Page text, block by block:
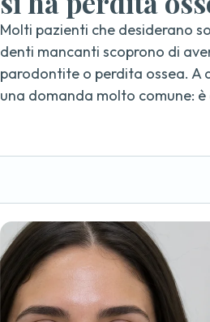
Molti pazienti che desiderano
denti mancanti scoprono di
parodontite o perdita ossea. A
una domanda molto comune: